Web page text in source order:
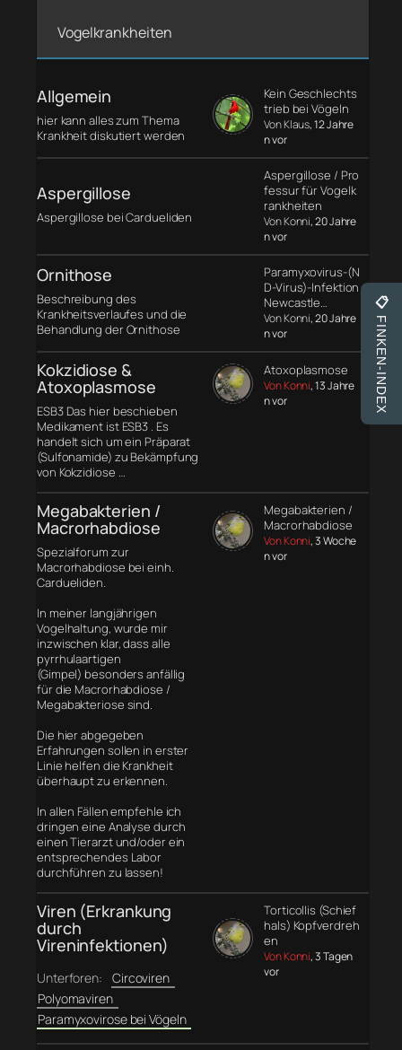
Vogelkrankheiten
Allgemein
hier kann alles zum Thema
Krankheit diskutiert werden
Kein Geschlechts
trieb bei Vögeln
Von Klaus, 12 Jahre
n vor
Aspergillose
Aspergillose bei Cardueliden
Aspergillose / Pro
fessur für Vogelk
rankheiten
Von Konni, 20 Jahre
n vor
Ornithose
Beschreibung des
Krankheitsverlaufes und die
Behandlung der Ornithose
Paramyxovirus-(N
D-Virus)-Infektion
Newcastle…
Von Konni, 20 Jahre
n vor
Kokzidiose &
Atoxoplasmose
ESB3 Das hier beschieben
Medikament ist ESB3 . Es
handelt sich um ein Präparat
(Sulfonamide) zu Bekämpfung
von Kokzidiose …
Atoxoplasmose
Von Konni, 13 Jahre
n vor
Megabakterien /
Macrorhabdiose
Spezialforum zur
Macrorhabdiose bei einh.
Cardueliden.
In meiner langjährigen
Vogelhaltung, wurde mir
inzwischen klar, dass alle
pyrrhulaartigen
(Gimpel) besonders anfällig
für die Macrorhabdiose /
Megabakteriose sind.
Die hier abgegeben
Erfahrungen sollen in erster
Linie helfen die Krankheit
überhaupt zu erkennen.
In allen Fällen empfehle ich
dringen eine Analyse durch
einen Tierarzt und/oder ein
entsprechendes Labor
durchführen zu lassen!
Megabakterien /
Macrorhabdiose
Von Konni, 3 Woche
n vor
Viren (Erkrankung
durch
Vireninfektionen)
Unterforen:
Circoviren
Polyomaviren
Paramyxovirose bei Vögeln
Torticollis (Schief
hals) Kopfverdreh
en
Von Konni, 3 Tagen
vor
📋
FINKEN-INDEX